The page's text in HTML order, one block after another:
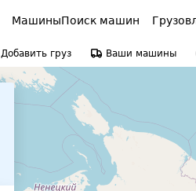
МашиныПоиск машин
Добавить груз Ваши машины